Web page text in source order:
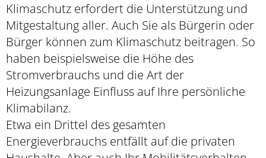
Klimaschutz erfordert die Unterstützung und
Mitgestaltung aller. Auch Sie als Bürgerin oder
Bürger können zum Klimaschutz beitragen. So
haben beispielsweise die Höhe des
Stromverbrauchs und die Art der
Heizungsanlage Einfluss auf Ihre persönliche
Klimabilanz.
Etwa ein Drittel des gesamten
Energieverbrauchs entfällt auf die privaten